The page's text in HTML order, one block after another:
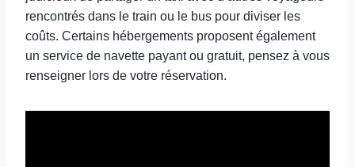
rencontrés dans le train ou le bus pour diviser les
coûts. Certains hébergements proposent également
un service de navette payant ou gratuit, pensez à vous
renseigner lors de votre réservation.